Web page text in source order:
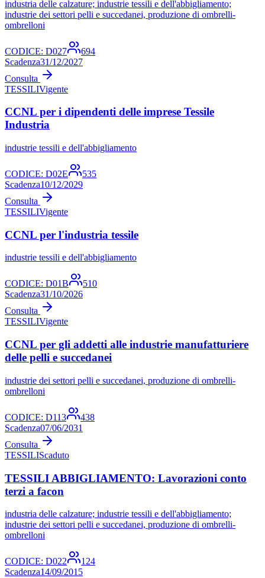
industria delle calzature; industrie tessili e dell'abbigliamento;
industrie dei settori pelli e succedanei, produzione di ombrelli-
ombrelloni
CODICE: D027
694
Scadenza31/12/2027
Consulta
TESSILIVigente
CCNL per i dipendenti delle imprese Tessile
Industria
industrie tessili e dell'abbigliamento
CODICE: D02E
535
Scadenza10/12/2029
Consulta
TESSILIVigente
CCNL per l'industria tessile
industrie tessili e dell'abbigliamento
CODICE: D01B
510
Scadenza31/10/2026
Consulta
TESSILIVigente
CCNL per gli addetti alle industrie manufatturiere
delle pelli e succedanei
industrie dei settori pelli e succedanei, produzione di ombrelli-
ombrelloni
CODICE: D113
438
Scadenza07/06/2031
Consulta
TESSILIScaduto
TESSILI ABBIGLIAMENTO: Lavorazioni conto
terzi a facon
industria delle calzature; industrie tessili e dell'abbigliamento;
industrie dei settori pelli e succedanei, produzione di ombrelli-
ombrelloni
CODICE: D022
124
Scadenza14/09/2015